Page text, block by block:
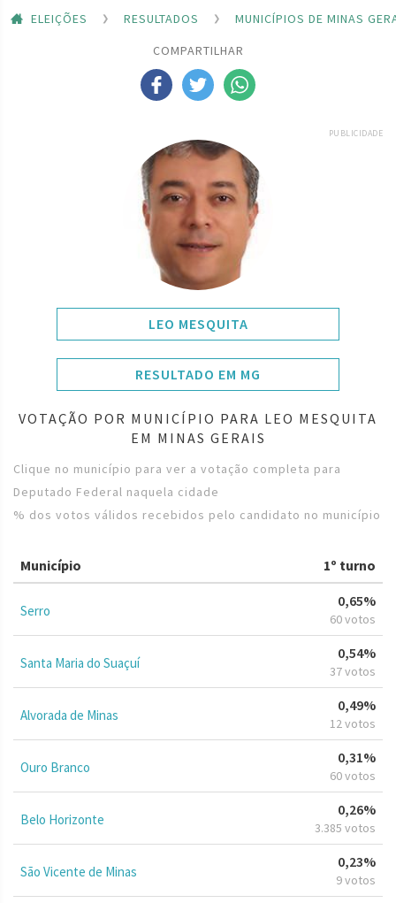
ELEIÇÕES RESULTADOS
MUNICÍPIOS DE MINAS
COMPARTILHAR
PUBLICIDADE
LEO MESQUITA
RESULTADO EM MG
VOTAÇÃO POR MUNICÍPIO PARA LEO MESQUITA
EM MINAS GERAIS
Clique no município para ver a votação completa para
Deputado Federal naquela cidade
% dos votos válidos recebidos pelo candidato no município
Município 1º turno
Serro
0,65%
60 votos
Santa Maria do Suaçuí
0,54%
37 votos
Alvorada de Minas
0,49%
12 votos
Ouro Branco
0,31%
60 votos
Belo Horizonte
0,26%
3.385 votos
São Vicente de Minas
0,23%
9 votos